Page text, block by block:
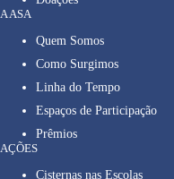
A ASA
Quem Somos
Como Surgimos
Linha do Tempo
Espaços de Participação
Prêmios
AÇÕES
Cisternas nas Escolas